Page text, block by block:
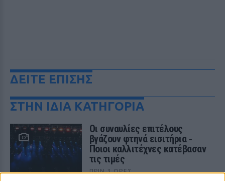
ΔΕΙΤΕ ΕΠΙΣΗΣ
ΣΤΗΝ ΙΔΙΑ ΚΑΤΗΓΟΡΙΑ
Οι συναυλίες επιτέλους
βγάζουν φτηνά εισιτήρια ‑
Ποιοι καλλιτέχνες κατέβασαν
τις τιμές
ΠΡΙΝ 3 ΏΡΕΣ